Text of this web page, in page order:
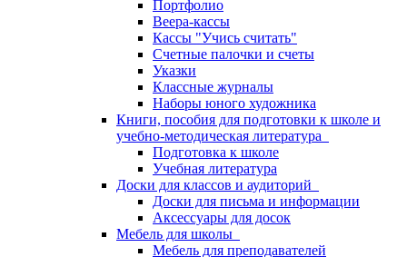
Портфолио
Веера-кассы
Кассы "Учись считать"
Счетные палочки и счеты
Указки
Классные журналы
Наборы юного художника
Книги, пособия для подготовки к школе и
учебно-методическая литература
Подготовка к школе
Учебная литература
Доски для классов и аудиторий
Доски для письма и информации
Аксессуары для досок
Мебель для школы
Мебель для преподавателей